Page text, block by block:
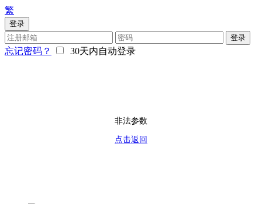
繁
登录
登录
忘记密码？ 30天内自动登录
非法参数
点击返回